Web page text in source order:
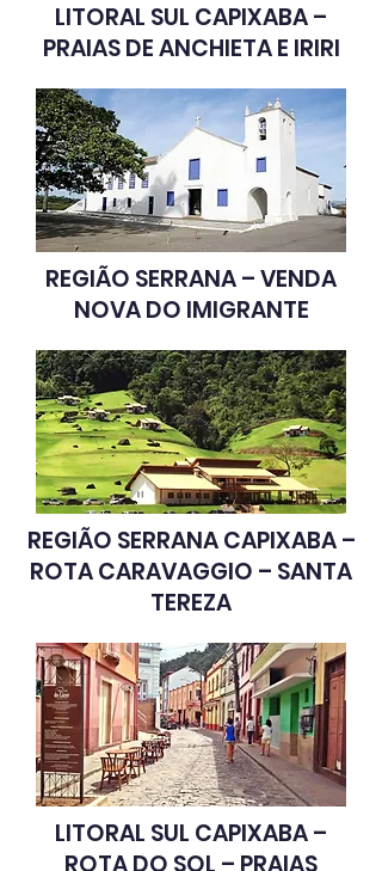
LITORAL SUL CAPIXABA –
PRAIAS DEANCHIETA E IRIRI
REGIÃO SERRANA –VENDA
NOVA DO IMIGRANTE
REGIÃO SERRANA CAPIXABA –
ROTA CARAVAGGIO – SANTA
TEREZA
LITORAL SUL CAPIXABA –
ROTA DO SOL – PRAIAS